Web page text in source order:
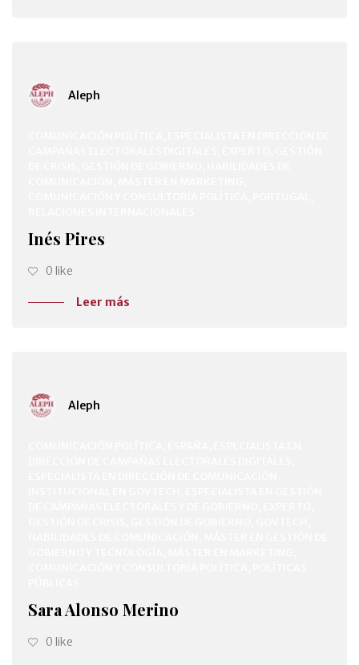
Aleph
Inés Pires
0 like
Leer más
Aleph
Sara Alonso Merino
0 like